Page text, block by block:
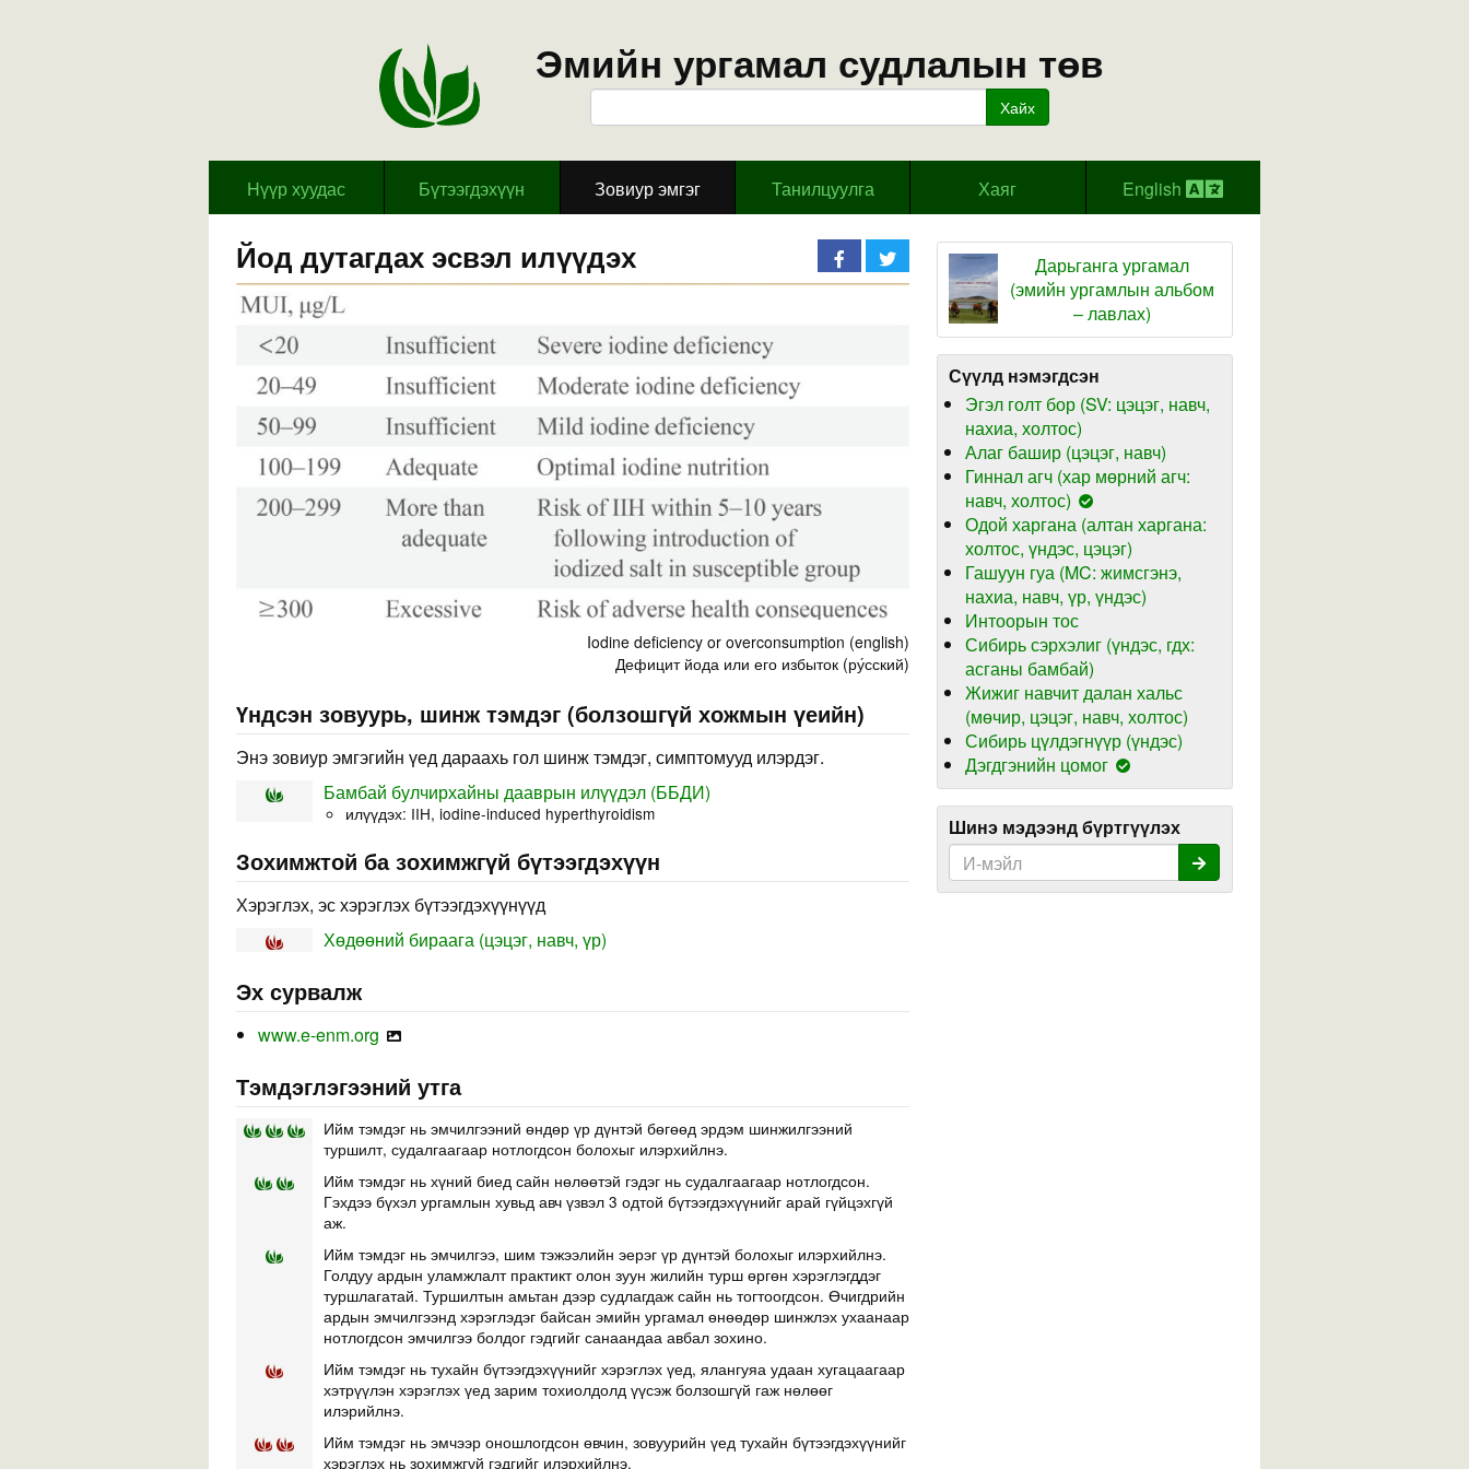
Эмийн ургамал судлалын төв
Хайх
Hүүр хуудас Бүтээгдэхүүн Зовиур эмгэг Танилцуулга Хаяг English
Йод дутагдах эсвэл илүүдэх
Iodine deficiency or overconsumption (english)
Дефицит йода или его избыток (ру́сский)
Үндсэн зовуурь, шинж тэмдэг (болзошгүй хожмын үеийн)
Энэ зовиур эмгэгийн үед дараахь гол шинж тэмдэг, симптомууд илэрдэг.
Бамбай булчирхайны дааврын илүүдэл (ББДИ)
илүүдэх: IIH, iodine-induced hyperthyroidism
Зохимжтой ба зохимжгүй бүтээгдэхүүн
Хэрэглэх, эс хэрэглэх бүтээгдэхүүнүүд
Хөдөөний бираага (цэцэг, навч, үр)
Эх сурвалж
www.e-enm.org
Тэмдэглэгээний утга
Ийм тэмдэг нь эмчилгээний өндөр үр дүнтэй бөгөөд эрдэм шинжилгээний
туршилт, судалгаагаар нотлогдсон болохыг илэрхийлнэ.
Ийм тэмдэг нь хүний биед сайн нөлөөтэй гэдэг нь судалгаагаар нотлогдсон.
Гэхдээ бүхэл ургамлын хувьд авч үзвэл 3 одтой бүтээгдэхүүнийг арай гүйцэхгүй
аж.
Ийм тэмдэг нь эмчилгээ, шим тэжээлийн эерэг үр дүнтэй болохыг илэрхийлнэ.
Голдуу ардын уламжлалт практикт олон зуун жилийн турш өргөн хэрэглэгддэг
туршлагатай. Туршилтын амьтан дээр судлагдаж сайн нь тогтоогдсон. Өчигдрийн
ардын эмчилгээнд хэрэглэдэг байсан эмийн ургамал өнөөдөр шинжлэх ухаанаар
нотлогдсон эмчилгээ болдог гэдгийг санаандаа авбал зохино.
Ийм тэмдэг нь тухайн бүтээгдэхүүнийг хэрэглэх үед, ялангуяа удаан хугацаагаар
хэтрүүлэн хэрэглэх үед зарим тохиолдолд үүсэж болзошгүй гаж нөлөөг
илэрийлнэ.
Ийм тэмдэг нь эмчээр оношлогдсон өвчин, зовуурийн үед тухайн бүтээгдэхүүнийг
хэрэглэх нь зохимжгүй гэдгийг илэрхийлнэ.
Дарьганга ургамал
(эмийн ургамлын альбом
– лавлах)
Сүүлд нэмэгдсэн
Эгэл голт бор (SV: цэцэг, навч,
нахиа, холтос)
Алаг башир (цэцэг, навч)
Гиннал агч (хар мөрний агч:
навч, холтос)
Одой харгана (алтан харгана:
холтос, үндэс, цэцэг)
Гашуун гуа (MC: жимсгэнэ,
нахиа, навч, үр, үндэс)
Интоорын тос
Сибирь сэрхэлиг (үндэс, гдх:
асганы бамбай)
Жижиг навчит далан хальс
(мөчир, цэцэг, навч, холтос)
Сибирь цүлдэгнүүр (үндэс)
Дэгдгэнийн цомог
Шинэ мэдээнд бүртгүүлэх